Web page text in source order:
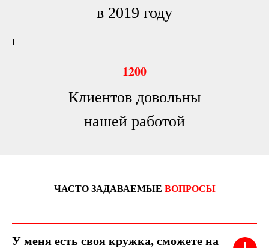
в 2019 году
1200
Клиентов довольны
нашей работой
ЧАСТО ЗАДАВАЕМЫЕ ВОПРОСЫ
У меня есть своя кружка, сможете на